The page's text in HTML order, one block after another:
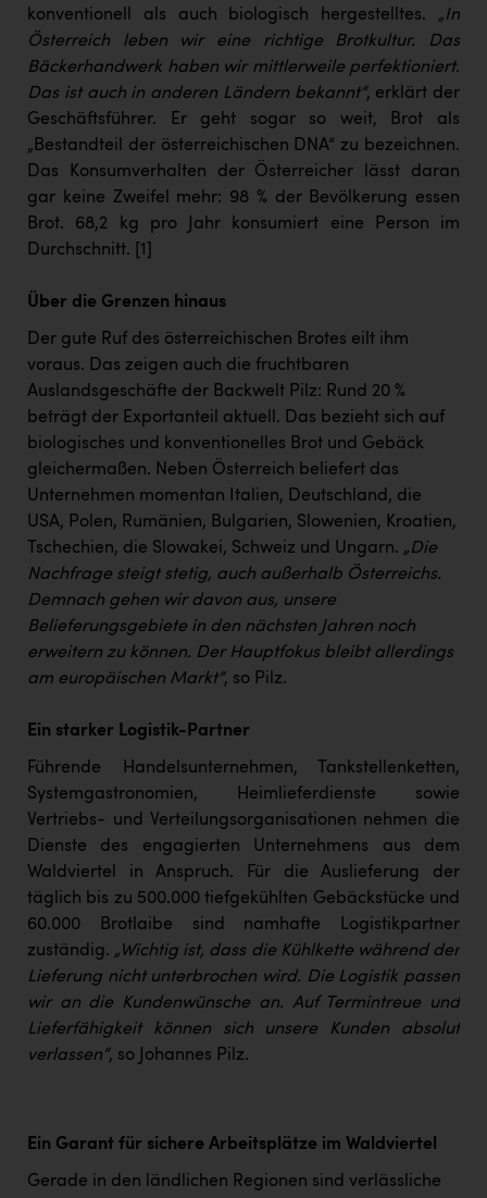
konventionell als auch biologisch hergestelltes. „In
Österreich leben wir eine richtige Brotkultur. Das
Bäckerhandwerk haben wir mittlerweile perfektioniert.
Das ist auch in anderen Ländern bekannt“, erklärt der
Geschäftsführer. Er geht sogar so weit, Brot als
„Bestandteil der österreichischen DNA“ zu bezeichnen.
Das Konsumverhalten der Österreicher lässt daran
gar keine Zweifel mehr: 98 % der Bevölkerung essen
Brot. 68,2 kg pro Jahr konsumiert eine Person im
Durchschnitt.
[1]
Über die Grenzen hinaus
Der gute Ruf des österreichischen Brotes eilt ihm
voraus. Das zeigen auch die fruchtbaren
Auslandsgeschäfte der Backwelt Pilz: Rund 20 %
beträgt der Exportanteil aktuell. Das bezieht sich auf
biologisches und konventionelles Brot und Gebäck
gleichermaßen. Neben Österreich beliefert das
Unternehmen momentan Italien, Deutschland, die
USA, Polen, Rumänien, Bulgarien, Slowenien, Kroatien,
Tschechien, die Slowakei, Schweiz und Ungarn. „Die
Nachfrage steigt stetig, auch außerhalb Österreichs.
Demnach gehen wir davon aus, unsere
Belieferungsgebiete in den nächsten Jahren noch
erweitern zu können. Der Hauptfokus bleibt allerdings
am europäischen Markt“, so Pilz.
Ein starker Logistik-Partner
Führende Handelsunternehmen, Tankstellenketten,
Systemgastronomien, Heimlieferdienste sowie
Vertriebs- und Verteilungsorganisationen nehmen die
Dienste des engagierten Unternehmens aus dem
Waldviertel in Anspruch. Für die Auslieferung der
täglich bis zu 500.000 tiefgekühlten Gebäckstücke und
60.000 Brotlaibe sind namhafte Logistikpartner
zuständig. „Wichtig ist, dass die Kühlkette während der
Lieferung nicht unterbrochen wird. Die Logistik passen
wir an die Kundenwünsche an. Auf Termintreue und
Lieferfähigkeit können sich unsere Kunden absolut
verlassen“, so Johannes Pilz.
Ein Garant für sichere Arbeitsplätze im Waldviertel
Gerade in den ländlichen Regionen sind verlässliche